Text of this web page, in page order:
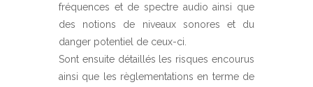
fréquences et de spectre audio ainsi que
des notions de niveaux sonores et du
danger potentiel de ceux-ci.
Sont ensuite détaillés les risques encourus
ainsi que les règlementations en terme de